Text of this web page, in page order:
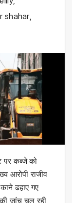
shahar,
पर कब्जे को
आरोपी राजीव
ढहाए गए
जांच चल रही